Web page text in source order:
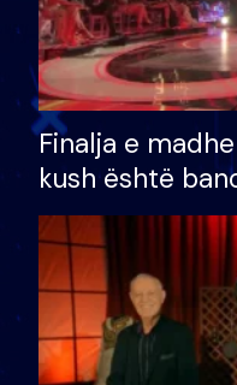
Finalja e
kush është
shtëpinë dhe
të fituar